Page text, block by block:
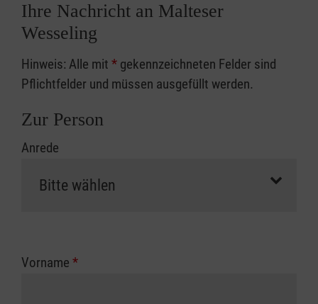
Ihre Nachricht an Malteser
Wesseling
Hinweis: Alle mit * gekennzeichneten Felder sind
Pflichtfelder und müssen ausgefüllt werden.
Zur Person
Anrede
Vorname *